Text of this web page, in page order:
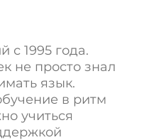
с 1995 года.
не просто знал
язык.
в ритм
учиться